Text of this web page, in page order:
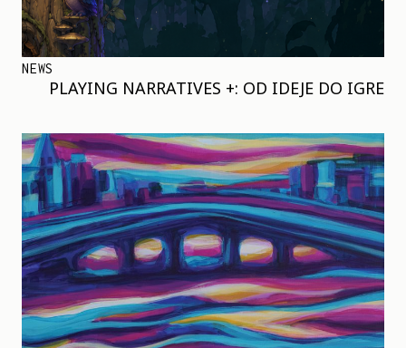
NEWS
PLAYING NARRATIVES +: OD IDEJE DO IGRE